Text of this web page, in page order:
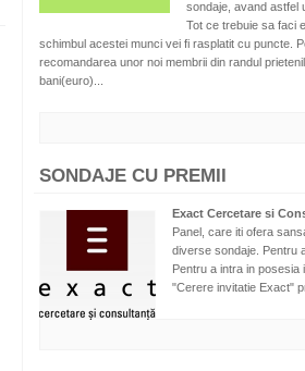
sondaje, avand astfel
Tot ce trebuie sa faci
schimbul acestei munci vei fi rasplatit cu puncte.
recomandarea unor noi membrii din randul
bani(euro)...
SONDAJE CU PREMII
Exact Cercetare si
Panel, care iti ofera
diverse sondaje. Pentru
Pentru a intra in posesia
"Cerere invitatie Exact"